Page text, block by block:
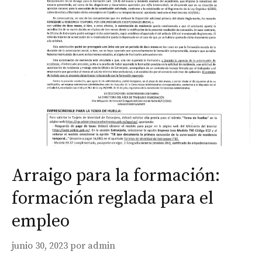
Arraigo para la formación:
formación reglada para el
empleo
junio 30, 2023 por admin